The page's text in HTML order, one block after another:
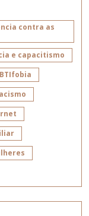
contra as
e capacitismo